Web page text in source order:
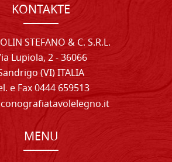
KONTAKTE
STEFANO & C. S.R.L.
Lupiola, 2 - 36066
(VI) ITALIA
e Fax 0444 659513
MENU